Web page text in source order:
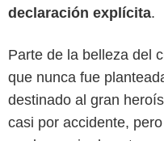
declaración explícita.
Parte de la belleza del
que nunca fue
destinado al gran
casi por accidente,